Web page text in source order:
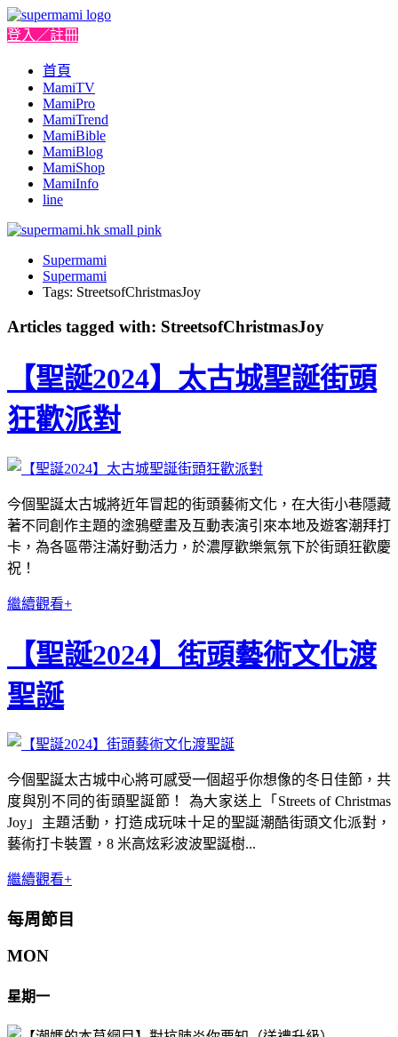
登入／註冊
首頁
MamiTV
MamiPro
MamiTrend
MamiBible
MamiBlog
MamiShop
MamiInfo
line
Supermami
Supermami
Tags: StreetsofChristmasJoy
Articles tagged with: StreetsofChristmasJoy
【聖誕2024】太古城聖誕街頭
狂歡派對
今個聖誕太古城將近年冒起的街頭藝術文化，在大街小巷隱藏
著不同創作主題的塗鴉壁畫及互動表演引來本地及遊客潮拜打
卡，為各區帶注滿好動活力，於濃厚歡樂氣氛下於街頭狂歡慶
祝！
繼續觀看+
【聖誕2024】街頭藝術文化渡
聖誕
今個聖誕太古城中心將可感受一個超乎你想像的冬日佳節，共
度與別不同的街頭聖誕節！ 為大家送上「Streets of Christmas
Joy」主題活動，打造成玩味十足的聖誕潮酷街頭文化派對，
藝術打卡裝置，8 米高炫彩波波聖誕樹...
繼續觀看+
每周節目
MON
星期一